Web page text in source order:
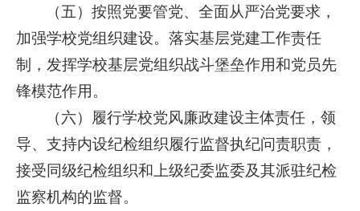
（五）按照党要管党、全面从严治党要求，
加强学校党组织建设。落实基层党建工作责任
制，发挥学校基层党组织战斗堡垒作用和党员先
锋模范作用。
（六）履行学校党风廉政建设主体责任，领
导、支持内设纪检组织履行监督执纪问责职责，
接受同级纪检组织和上级纪委监委及其派驻纪检
监察机构的监督。